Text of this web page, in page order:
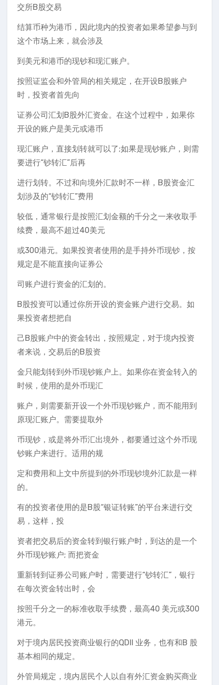
交所B股交易
结算币种为港币，因此境内的投资者如果希望参与到
这个市场上来，就会涉及
到美元和港币的现钞和现汇账户。
按照证监会和外管局的相关规定，在开设B股账户
时，投资者首先向
证券公司汇划B股外汇资金。在这个过程中，如果你
开设的账户是美元或港币
现汇账户，直接划转就可以了;如果是现钞账户，则需
要进行“钞转汇”后再
进行划转。不过和向境外汇款时不一样，B股资金汇
划涉及的“钞转汇”费用
较低，通常银行是按照汇划金额的千分之一来收取手
续费，最高不超过40美元
或300港元。如果投资者使用的是手持外币现钞，按
规定是不能直接向证券公
司账户进行资金的汇划的。
B股投资可以通过你所开设的资金账户进行交易。如
果投资者想把自
己B股账户中的资金转出，按照规定，对于境内投资
者来说，交易后的B股资
金只能划转到外币现钞账户上。如果你在资金转入的
时候，使用的是外币现汇
账户，则需要新开设一个外币现钞账户，而不能用到
原现汇账户。需要提取外
币现钞，或是将外币汇出境外，都要通过这个外币现
钞账户来进行。适用的规
定和费用和上文中所提到的外币现钞境外汇款是一样
的。
有的投资者使用的是B股“银证转账”的平台来进行交
易，这样，投
资者把交易后的资金转到银行账户时，到达的是一个
外币现钞账户; 而把资金
重新转到证券公司账户时，需要进行“钞转汇”，银行
在每次资金转出时，会
按照千分之一的标准收取手续费，最高40 美元或300
港元。
对于境内居民投资商业银行的QDII 业务，也有和B 股
基本相同的规定。
外管局规定，境内居民个人以自有外汇资金购买商业